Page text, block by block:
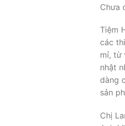
Chưa
Tiệm
các
mỉ, từ
nhật
dàng
sản
Chị